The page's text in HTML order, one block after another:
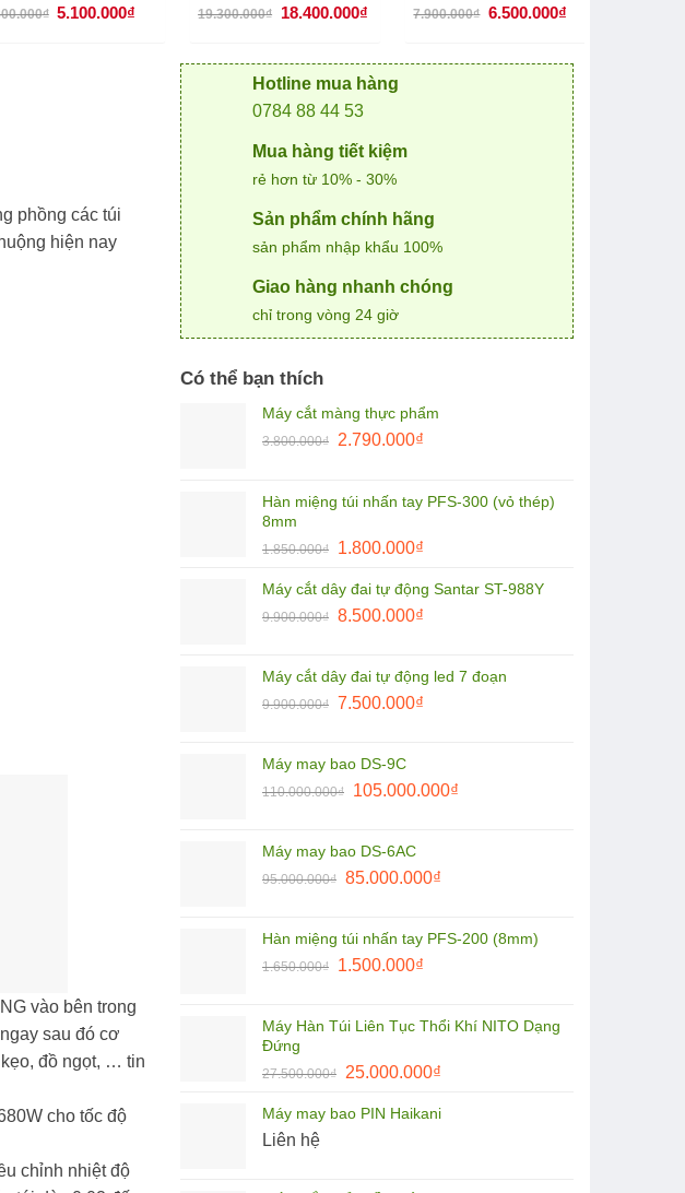
₫ Giá
5.100.000₫
5.100.000₫.
19.300.000₫
Giá
18.400.000₫Giá
18.400.000₫.
7.900.000₫ Giá
6.500.000₫
6.500.000₫.
phồng các túi
hiện nay
vào bên trong
sau đó cơ
đồ ngọt, … tin
cho tốc độ
chỉnh nhiệt độ
Hotline mua hàng
0784 88 44 53
Mua hàng tiết kiệm
rẻ hơn từ 10% - 30%
Sản phẩm chính hãng
sản phẩm nhập khẩu 100%
Giao hàng nhanh chóng
chỉ trong vòng 24 giờ
Có thể bạn thích
Máy cắt màng thực phẩm
3.800.000₫
Giá
3.800.000₫.
2.790.000₫Giá
là:
Hàn miệng túi nhấn tay PFS-300 (vỏ thép)
8mm
1.850.000₫
Giá
là:
1.850.000₫.
1.800.000₫Giá
tại
là:
Máy cắt dây đai tự động Santar ST-988Y
9.900.000₫ Giá
9.900.000₫.
8.500.000₫Giá
là:
8.500.000₫.
Máy cắt dây đai tự động led 7 đoạn
9.900.000₫ Giá
9.900.000₫.
7.500.000₫Giá
7.500.000₫.
Máy may bao DS-9C
110.000.000₫
Giá
110.000.000₫.
105.000.000₫Giá
Máy may bao DS-6AC
95.000.000₫ Giá
95.000.000₫.
85.000.000₫Giá
là:
Hàn miệng túi nhấn tay PFS-200 (8mm)
1.650.000₫
Giá
1.650.000₫.
1.500.000₫Giá
là:
Máy Hàn Túi Liên Tục Thổi Khí NITO Dạng
Đứng
27.500.000₫
Giá
là:
25.000.000₫Giá
tại
Máy may bao PIN Haikani
Liên hệ